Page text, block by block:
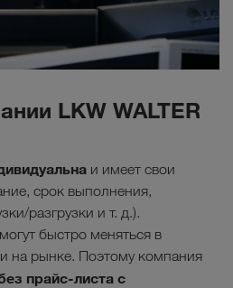
LKW WALTER
и имеет свои
срок выполнения,
разгрузки и т. д.).
быстро меняться в
на рынке. Поэтому компания
прайс-листа с